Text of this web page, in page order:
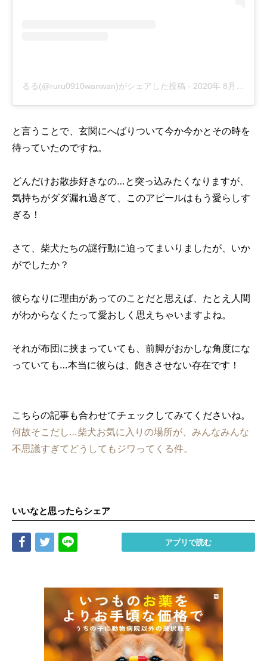
るる(@ruru0910wanwan)がシェアした投稿 - 2020年 8月月15日午前2時33分PDT
と言うことで、玄関にへばりついて今か今かとその時を
待っていたのですね。
どんだけお散歩好きなの…と突っ込みたくなりますが、
気持ちがダダ漏れ過ぎて、このアピールはもう愛らしす
ぎる！
さて、柴犬たちの謎行動に迫ってまいりましたが、いか
がでしたか？
彼らなりに理由があってのことだと思えば、たとえ人間
がわからなくたって愛おしく思えちゃいますよね。
それが布団に挟まっていても、前脚がおかしな角度にな
っていても…本当に彼らは、飽きさせない存在です！
こちらの記事も合わせてチェックしてみてくださいね。
何故そこだし…柴犬お気に入りの場所が、みんなみんな
不思議すぎてどうしてもジワってくる件。
いいなと思ったらシェア
Share Tweet アプリで読む